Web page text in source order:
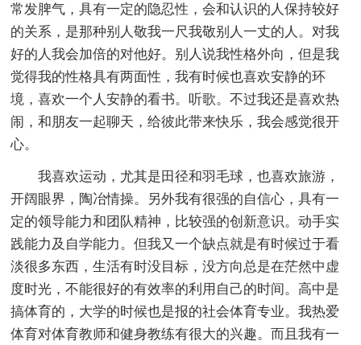
常发脾气，具有一定的隐忍性，会和认识的人保持较好
的关系，是那种别人敬我一尺我敬别人一丈的人。对我
好的人我会加倍的对他好。别人说我性格外向，但是我
觉得我的性格具有两面性，我有时候也喜欢安静的环
境，喜欢一个人安静的看书。听歌。不过我还是喜欢热
闹，和朋友一起聊天，给彼此带来快乐，我会感觉很开
心。
我喜欢运动，尤其是田径和羽毛球，也喜欢旅游，
开阔眼界，陶冶情操。另外我有很强的自信心，具有一
定的领导能力和团队精神，比较强的创新意识。动手实
践能力及自学能力。但我又一个缺点就是有时候过于看
淡很多东西，生活有时没目标，没方向总是在茫然中虚
度时光，不能很好的有效率的利用自己的时间。高中是
搞体育的，大学的时候也是报的社会体育专业。我热爱
体育对体育教师和健身教练有很大的兴趣。而且我有一